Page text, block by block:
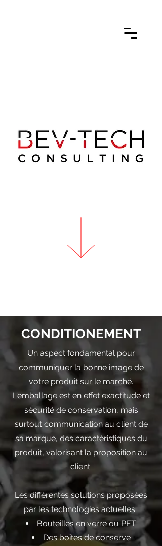
CONDITIONEMENT
Un aspect fondamental pour
communiquer la bonne image de
votre produit sur le marché.
L'emballage est en effet exactitude et
sécurité de conservation, mais
surtout communication au client de
sa marque, des caractéristiques du
produit, valorisant la proposition au
client.
Les différentes solutions proposées
par les technologies actuelles :
Bouteilles en verre ou PET
Des boîtes de conserve